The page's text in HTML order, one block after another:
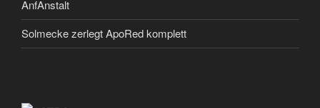
AnfAnstalt
Solmecke zerlegt ApoRed komplett